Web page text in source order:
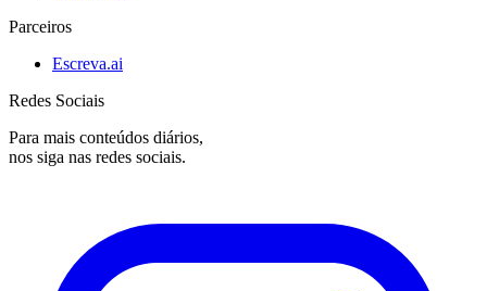
Parceiros
Escreva.ai
Redes Sociais
Para mais conteúdos diários,
nos siga nas redes sociais.